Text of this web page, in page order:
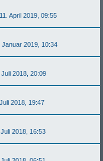
April 2019, 09:55
Januar 2019, 10:34
2018, 20:09
2018, 19:47
2018, 16:53